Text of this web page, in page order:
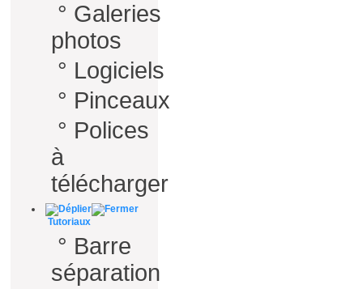
° Galeries
photos
° Logiciels
° Pinceaux
° Polices
à
télécharger
Tutoriaux
° Barre
séparation